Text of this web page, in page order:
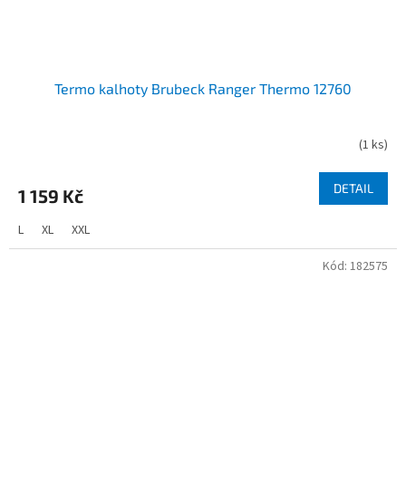
Termo kalhoty Brubeck Ranger Thermo 12760
(1 ks)
1 159 Kč DETAIL
L XL XXL
Kód: 182575